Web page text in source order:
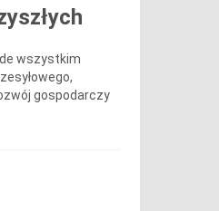
wszystkim
gospodarczy